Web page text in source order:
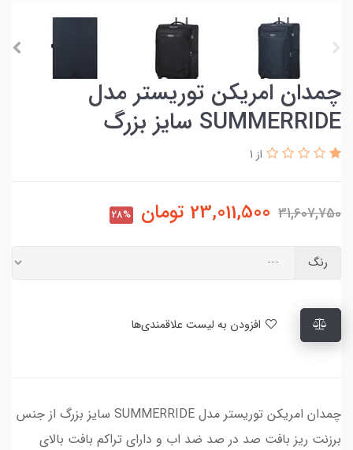
چمدان امریکن توریستر مدل
SUMMERRIDE سایز بزرگ
از 1
31,607,750
23,011,500 تومان 28%
رنگ
چمدان امریکن توریستر مدل SUMMERRIDE سایز بزرگ از جنس
برزنت ریز بافت صد در صد ضد اب و دارای تراکم بافت بالای